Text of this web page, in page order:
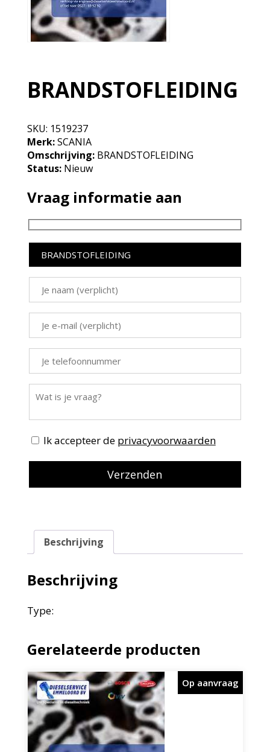
BRANDSTOFLEIDING
SKU: 1519237
Merk:SCANIA
Omschrijving:BRANDSTOFLEIDING
Status:Nieuw
Vraag informatie aan
Ik accepteer de privacyvoorwaarden
Beschrijving
Beschrijving
Type:
Gerelateerde producten
Op aanvraag